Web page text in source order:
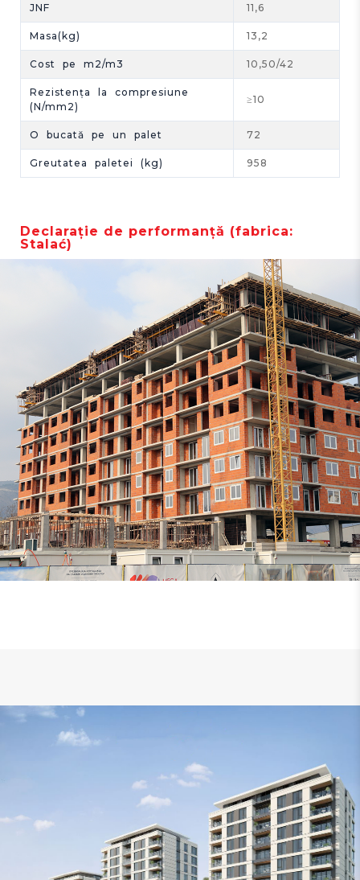
JNF 11,6
Masa(kg) 13,2
Cost pe m2/m3 10,50/42
Rezistența la compresiune
(N/mm2)
≥10
O bucată pe un palet 72
Greutatea paletei (kg) 958
Declarație de performanță (fabrica:
Stalać)